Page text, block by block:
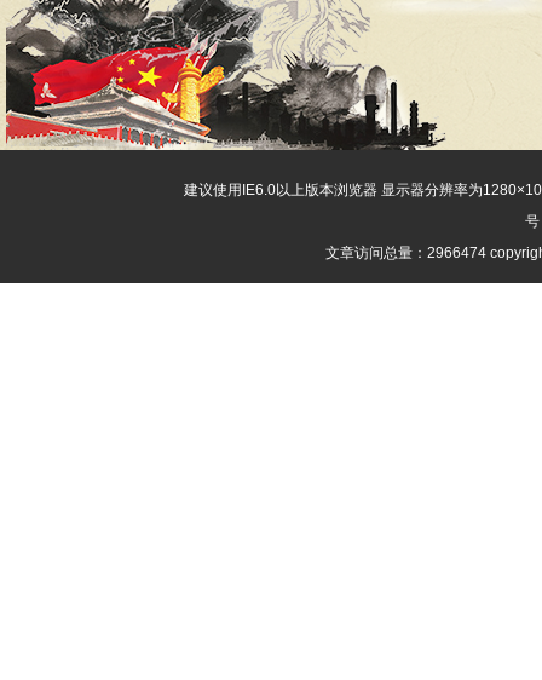
建议使用IE6.0以上版本浏览器 显示器分辨率为
号
文章访问总量：2966474